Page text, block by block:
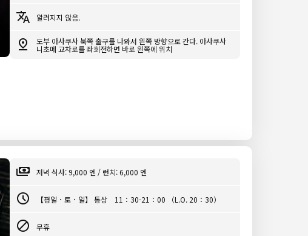
알려지지 않음.
도부 아사쿠사 북쪽 출구를 나와서 왼쪽 방향으로 간다. 아사쿠사
니초메 교차로를 좌회전하면 바로 왼쪽에 위치
저녁 식사: 9,000 엔 / 런치: 6,000 엔
【평일 ･ 토 ･ 일】 통상 11：30-21：00 （L.O. 20：30）
무휴